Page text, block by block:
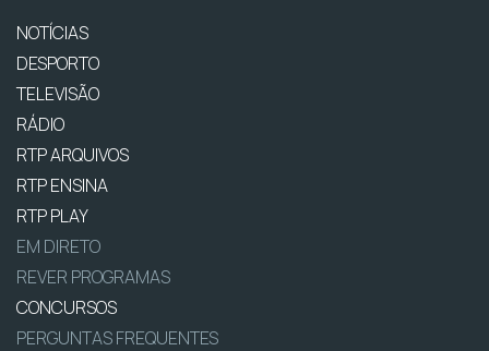
NOTÍCIAS
DESPORTO
TELEVISÃO
RÁDIO
RTP ARQUIVOS
RTP ENSINA
RTP PLAY
EM DIRETO
REVER PROGRAMAS
CONCURSOS
PERGUNTAS FREQUENTES